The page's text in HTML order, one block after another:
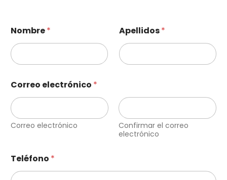
Nombre* Apellidos*
Correo electrónico *
Correo electrónico
Confirmar el correo
electrónico
Teléfono *